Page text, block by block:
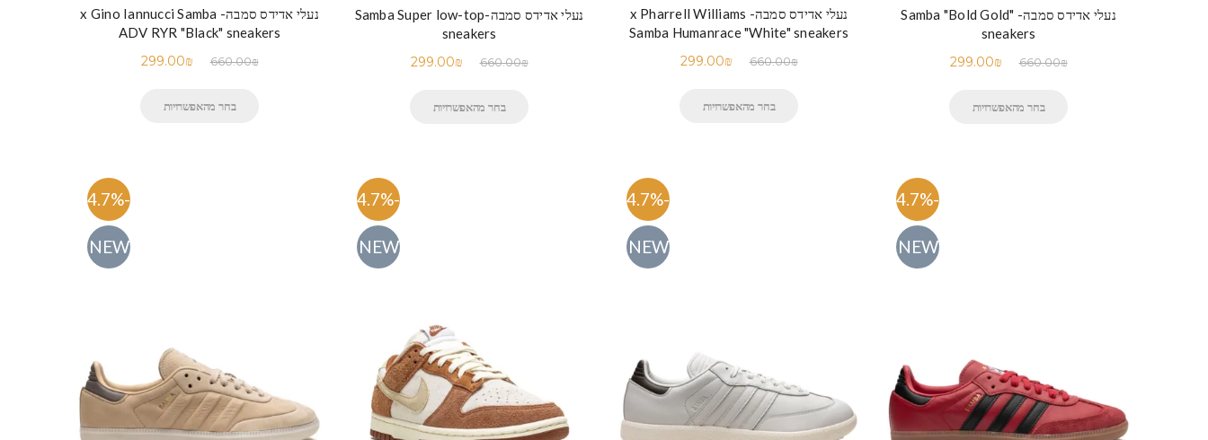
נעלי אדידס סמבה- x Gino Iannucci Samba
ADV RYR "Black" sneakers
660.00₪
299.00₪
בחר מהאפשרויות
נעלי אדידס סמבה-Samba Super low-top
sneakers
660.00₪
299.00₪
בחר מהאפשרויות
נעלי אדידס סמבה- x Pharrell Williams
Samba Humanrace "White" sneakers
660.00₪
299.00₪
בחר מהאפשרויות
נעלי אדידס סמבה- Samba "Bold Gold"
sneakers
660.00₪
299.00₪
בחר מהאפשרויות
-54.7%
NEW
-54.7%
NEW
-54.7%
NEW
-54.7%
NEW